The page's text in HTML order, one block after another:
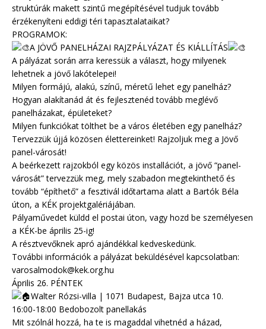
struktúrák makett szintű megépítésével tudjuk tovább
érzékenyíteni eddigi téri tapasztalataikat?
PROGRAMOK:
A JÖVŐ PANELHÁZAI RAJZPÁLYÁZAT ÉS KIÁLLÍTÁS
A pályázat során arra keressük a választ, hogy milyenek
lehetnek a jövő lakótelepei!
Milyen formájú, alakú, színű, méretű lehet egy panelház?
Hogyan alakítanád át és fejlesztenéd tovább meglévő
panelházakat, épületeket?
Milyen funkciókat tölthet be a város életében egy panelház?
Tervezzük újjá közösen élettereinket! Rajzoljuk meg a Jövő
panel-városát!
A beérkezett rajzokból egy közös installációt, a jövő “panel-
városát” tervezzük meg, mely szabadon megtekinthető és
tovább “építhető” a fesztivál időtartama alatt a Bartók Béla
úton, a KÉK projektgalériájában.
Pályaművedet küldd el postai úton, vagy hozd be személyesen
a KÉK-be április 25-ig!
A résztvevőknek apró ajándékkal kedveskedünk.
További információk a pályázat beküldésével kapcsolatban:
varosalmodok@kek.org.hu
Április 26. PÉNTEK
Walter Rózsi-villa | 1071 Budapest, Bajza utca 10.
16:00-18:00 Bedobozolt panellakás
Mit szólnál hozzá, ha te is magaddal vihetnéd a házad,